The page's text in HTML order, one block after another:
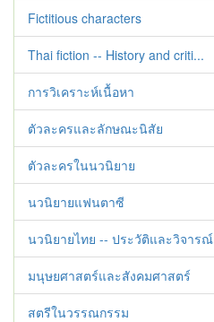
Fictitious characters
Thai fiction -- History and criti...
การวิเคราะห์เนื้อหา
ตัวละครและลักษณะนิสัย
ตัวละครในนวนิยาย
นวนิยายแฟนตาซี
นวนิยายไทย -- ประวัติและวิจารณ์
มนุษยศาสตร์และสังคมศาสตร์
สตรีในวรรณกรรม